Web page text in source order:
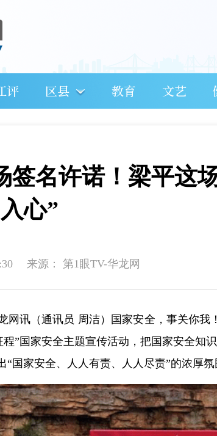
评 区县 教育 文艺
签名许诺！梁平这
心”
来源： 第1眼TV-华龙网
网讯（通讯员 周洁）国家安全，事关你
程”国家安全主题宣传活动，把国家安全知
“国家安全、人人有责、人人尽责”的浓厚氛